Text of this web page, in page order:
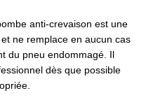
anti-crevaison est une
ne remplace en aucun cas
du pneu endommagé. Il
dès que possible